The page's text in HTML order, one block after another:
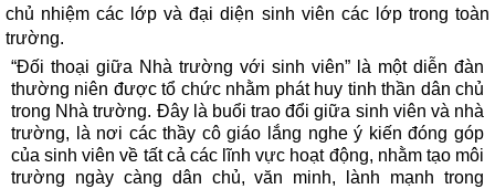
chủ nhiệm các lớp và đại diện sinh viên các lớp trong toàn
trường.
“Đối thoại giữa Nhà trường với sinh viên” là một diễn đàn
thường niên được tổ chức nhằm phát huy tinh thần dân chủ
trong Nhà trường. Đây là buổi trao đổi giữa sinh viên và nhà
trường, là nơi các thầy cô giáo lắng nghe ý kiến đóng góp
của sinh viên về tất cả các lĩnh vực hoạt động, nhằm tạo môi
trường ngày càng dân chủ, văn minh, lành mạnh trong